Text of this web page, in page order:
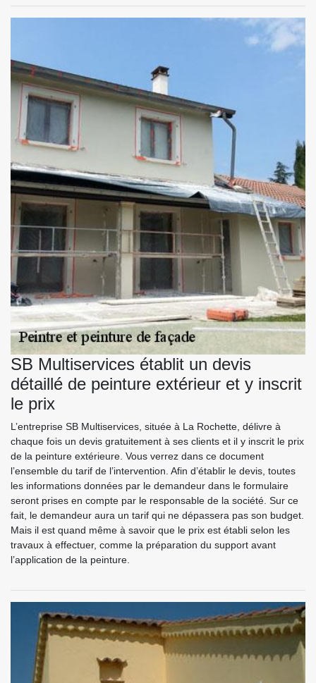
SB Multiservices établit un devis
détaillé de peinture extérieur et y inscrit
le prix
L’entreprise SB Multiservices, située à La Rochette, délivre à
chaque fois un devis gratuitement à ses clients et il y inscrit le prix
de la peinture extérieure. Vous verrez dans ce document
l’ensemble du tarif de l’intervention. Afin d’établir le devis, toutes
les informations données par le demandeur dans le formulaire
seront prises en compte par le responsable de la société. Sur ce
fait, le demandeur aura un tarif qui ne dépassera pas son budget.
Mais il est quand même à savoir que le prix est établi selon les
travaux à effectuer, comme la préparation du support avant
l’application de la peinture.